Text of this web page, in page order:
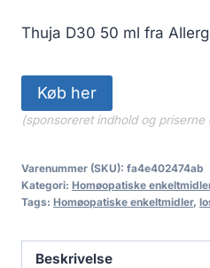
Thuja D30 50 ml fra
Køb her
(sponsoreret indhold og priserne
Varenummer (SKU): fa4e402474ab
Kategori: Homøopatiske
Tags: Homøopatiske enkeltmidler,
Beskrivelse